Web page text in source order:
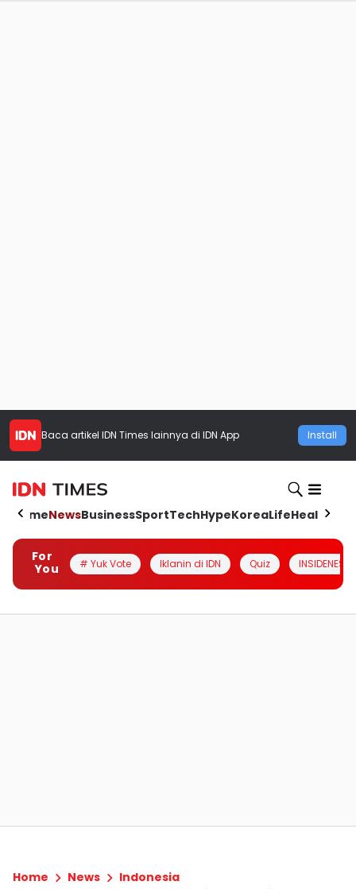
Baca artikel IDN Times lainnya di IDN App Install
HomeNewsBusinessSportTechHypeKoreaLifeHealth
For
You
# Yuk Vote Iklanin di IDN Quiz INSIDENESIA
Home News Indonesia